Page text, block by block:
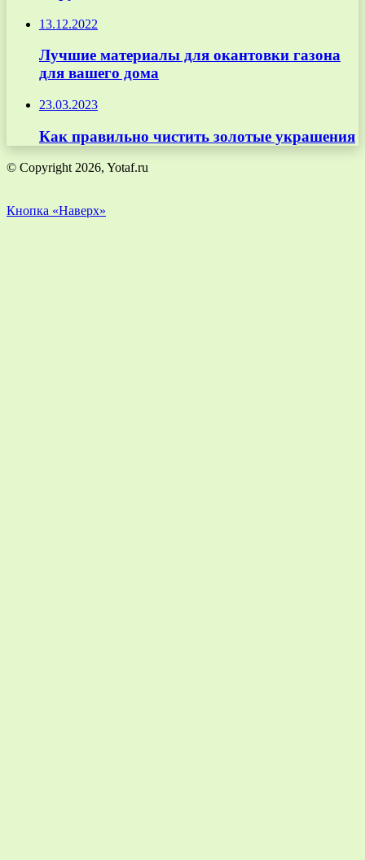
13.12.2022
Лучшие материалы для окантовки газона
для вашего дома
23.03.2023
Как правильно чистить золотые украшения
© Copyright 2026, Yotaf.ru
Кнопка «Наверх»